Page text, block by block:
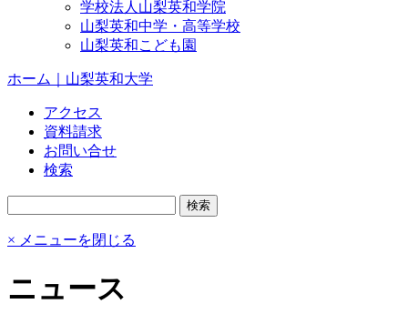
学校法人山梨英和学院
山梨英和中学・高等学校
山梨英和こども園
ホーム｜山梨英和大学
アクセス
資料請求
お問い合せ
検索
× メニューを閉じる
ニュース